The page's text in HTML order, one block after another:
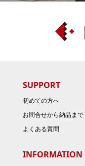
SUPPORT
初めての方へ
お問合せから納品まで
よくある質問
INFORMATION